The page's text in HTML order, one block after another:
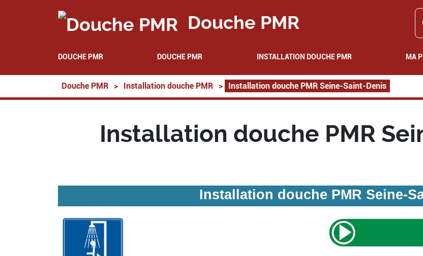
Douche PMR
DOUCHE PMR DOUCHE PMR INSTALLATION DOUCHE PMR MA
Douche PMR > Installation douche PMR > Installation douche PMR Seine-Saint-Denis
Installation douche PMR
Installation douche PMR Seine-